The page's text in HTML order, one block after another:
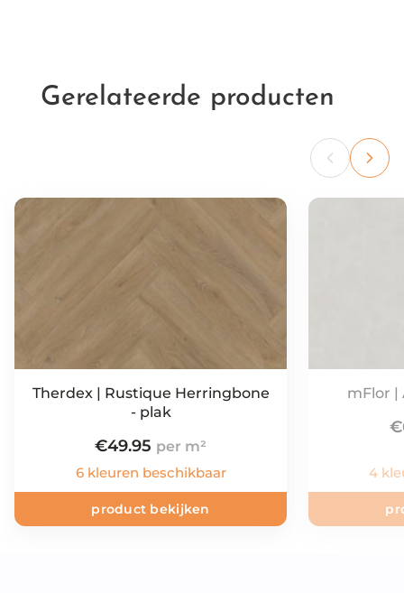
Gerelateerde producten
Therdex | Rustique Herringbone
- plak
€49.95
6 kleuren beschikbaar
product bekijken
mFlor |
€
4